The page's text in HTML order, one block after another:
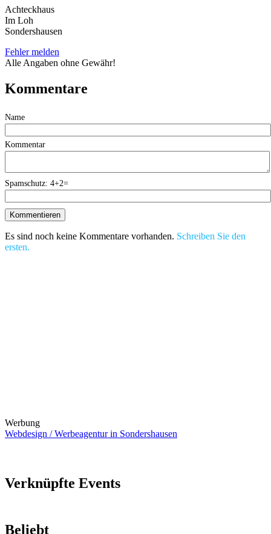
Achteckhaus
Im Loh
Sondershausen
Fehler melden
Alle Angaben ohne Gewähr!
Kommentare
Name
Kommentar
Spamschutz: 4+2=
Es sind noch keine Kommentare vorhanden. Schreiben Sie den
ersten.
Werbung
Webdesign / Werbeagentur in Sondershausen
Verknüpfte Events
Beliebt